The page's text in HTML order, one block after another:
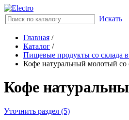
Искать
Главная /
Каталог /
Пищевые продукты со склада
Кофе натуральный молотый со
Кофе
Уточнить раздел (5)